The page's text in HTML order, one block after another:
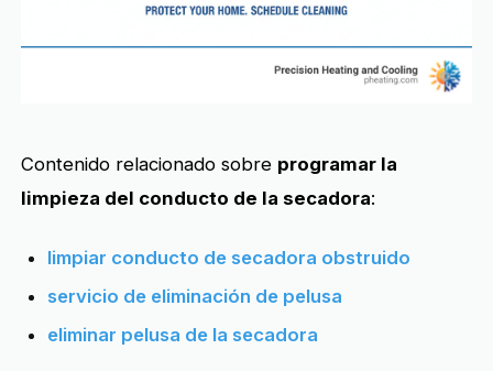
Contenido relacionado sobre programar la
limpieza del conducto de la secadora:
limpiar conducto de secadora obstruido
servicio de eliminación de pelusa
eliminar pelusa de la secadora